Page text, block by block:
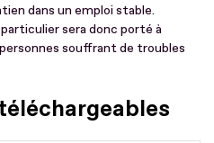
dans un emploi stable.
sera donc porté à
souffrant de troubles